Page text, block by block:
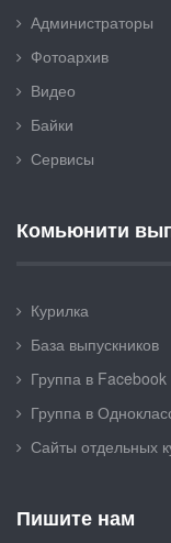
Администраторы
Фотоархив
Видео
Байки
Сервисы
Комьюнити
Курилка
База выпускников
Группа в Facebook
Группа в
Сайты отдельных
Пишите нам